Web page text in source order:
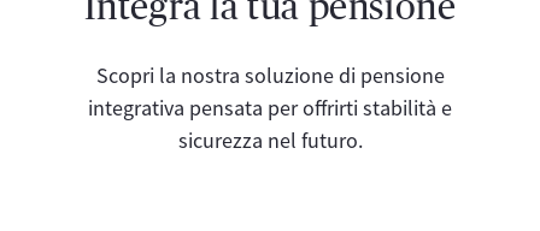
Integra la tua pensione
Scopri la nostra soluzione di pensione
integrativa pensata per offrirti stabilità e
sicurezza nel futuro.